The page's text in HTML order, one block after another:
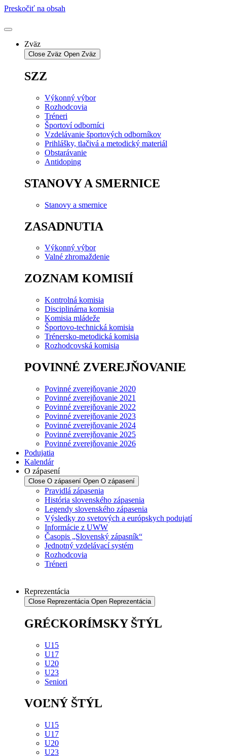
Preskočiť na obsah
Zväz
Close Zväz Open Zväz
SZZ
Výkonný výbor
Rozhodcovia
Tréneri
Športoví odborníci
Vzdelávanie športových odborníkov
Prihlášky, tlačivá a metodický materiál
Obstarávanie
Antidoping
STANOVY A SMERNICE
Stanovy a smernice
ZASADNUTIA
Výkonný výbor
Valné zhromaždenie
ZOZNAM KOMISIÍ
Kontrolná komisia
Disciplinárna komisia
Komisia mládeže
Športovo-technická komisia
Trénersko-metodická komisia
Rozhodcovská komisia
POVINNÉ ZVEREJŇOVANIE
Povinné zverejňovanie 2020
Povinné zverejňovanie 2021
Povinné zverejňovanie 2022
Povinné zverejňovanie 2023
Povinné zverejňovanie 2024
Povinné zverejňovanie 2025
Povinné zverejňovanie 2026
Podujatia
Kalendár
O zápasení
Close O zápasení Open O zápasení
Pravidlá zápasenia
História slovenského zápasenia
Legendy slovenského zápasenia
Výsledky zo svetových a európskych podujatí
Informácie z UWW
Časopis „Slovenský zápasník“
Jednotný vzdelávací systém
Rozhodcovia
Tréneri
Reprezentácia
Close Reprezentácia Open Reprezentácia
GRÉCKORÍMSKY ŠTÝL
U15
U17
U20
U23
Seniori
VOĽNÝ ŠTÝL
U15
U17
U20
U23